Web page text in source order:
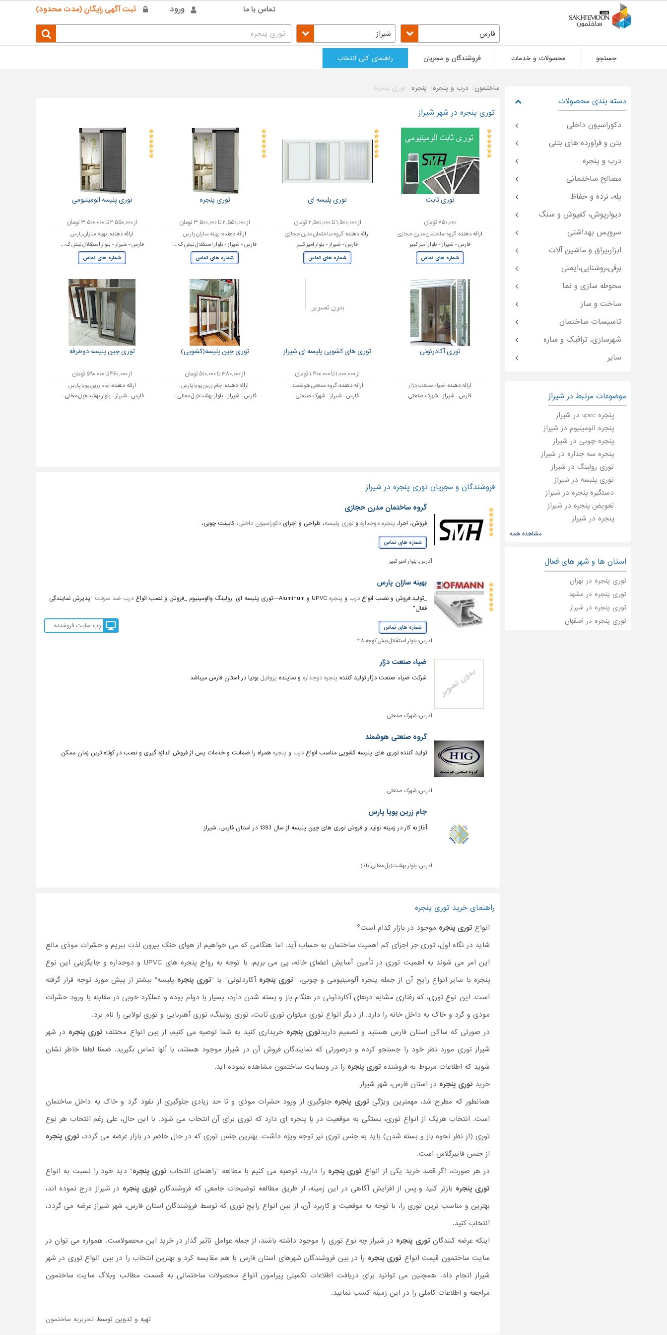
ورود ثبت آگهی رایگان (مدت محدود) تماس با ما
فارس شیراز
جستجو محصولات و خدمات فروشندگان و مجریان راهنمای کلی انتخاب
ساختمون درب و پنجره پنجره توری پنجره
توری پنجره در شهر شیراز
توری ثابت
۷۵۰,۰۰۰ تومان
ارائه دهنده:گروه ساختمان مدرن حجازی
فارس - شیراز - بلوار امیر کبیر
شماره های تماس
توری پلیسه ای
از ۱,۵۰۰,۰۰۰ تا ۲,۵۰۰,۰۰۰ تومان
ارائه دهنده:گروه ساختمان مدرن حجازی
فارس - شیراز - بلوار امیر کبیر
شماره های تماس
توری پنجره
از ۲,۵۵۰,۰۰۰ تا ۳,۵۰۰,۰۰۰ تومان
ارائه دهنده: بهینه سازان پارس
فارس - شیراز - بلوار استقلال نبش ک...
شماره های تماس
توری پلیسه الومینیومی
از ۲,۵۵۰,۰۰۰ تا ۳,۵۰۰,۰۰۰ تومان
ارائه دهنده: بهینه سازان پارس
فارس - شیراز - بلوار استقلال نبش ک...
شماره های تماس
توری آکادرئونی
ارائه دهنده: ضیاء صنعت دژار
فارس - شیراز - شهرک صنعتی
توری های کشویی پلیسه ای شیراز
از ۱,۰۰۰,۰۰۰ تا ۱,۴۰۰,۰۰۰ تومان
ارائه دهنده:گروه صنعتی هوشمند
فارس - شیراز - شهرک صنعتی
توری چین پلیسه(کشویی)
از ۳۸۰,۰۰۰ تا ۵۱۰,۰۰۰ تومان
ارائه دهنده:جام زرین پویا پارس
فارس - شیراز - بلوار بهشت(پل معالی...
توری چین پلیسه دوطرفه
از ۴۶۰,۰۰۰ تا ۵۹۰,۰۰۰ تومان
ارائه دهنده:جام زرین پویا پارس
فارس - شیراز - بلوار بهشت(پل معالی...
فروشندگان و مجریان توری پنجره در شیراز
گروه ساختمان مدرن حجازی
فروش، اجرا، پنجره دوجداره وتوری پلیسه، طراحی و اجرای دکوراسیون داخلی، کابینت چوبی،
شماره های تماس
آدرس: بلوار امیر کبیر
بهینه سازان پارس
_تولید,فروش و نصب انواع درب و پنجره درب ضد سرقت "پذیرش نمایندگی
فعال"
شماره های تماس وب سایت فروشنده
آدرس: بلوار استقلال نبش کوچه ۳۸
ضیاء صنعت دژار
شرکت ضیاء صنعت دژار تولید کننده پنجره دوجداره و نماینده پروفیل بوتیا در استان فارس میباشد
آدرس: شهرک صنعتی
گروه صنعتی هوشمند
تولید کننده توری های پلیسه کشویی مناسب انواع درب و پنجره همراه را ضمانت و خدمات پس از فروش اندازه گیری و نصب در کوتاه ترین زمان ممکن
آدرس: شهرک صنعتی
جام زرین پویا پارس
آغاز به کار در زمینه تولید و فروش توری های چین پلیسه از سال 1393 در استان فارس، شیراز
آدرس: بلوار بهشت(پل معالی آباد)
راهنمای خرید توری پنجره
انواع توری پنجره موجود در بازار کدام است؟
شاید در نگاه اول، توری جز اجزای کم اهمیت ساختمان به حساب آید. اما هنگامی که می خواهیم از هوای خنک بیرون لذت ببریم و حشرات موذی مانع
این امر می شوند به اهمیت توری در تأمین آسایش اعضای خانه، پی می بریم. با توجه به رواج پنجره های UPVC و دوجداره و جایگزینی این نوع
پنجره با سایر انواع رایج آن از جمله پنجره آلومینیومی و چوبی، "توری پنجره آکاردئونی" یا "توری پنجره پلیسه" بیشتر از پیش مورد توجه قرار گرفته
است. این نوع توری، که رفتاری مشابه درهای آکاردئونی در هنگام باز و بسته شدن دارد، بسیار با دوام بوده و عملکرد خوبی در مقابله با ورود حشرات
موذی و گرد و خاک به داخل خانه را دارد. از دیگر انواع توری میتوان توری ثابت، توری رولینگ، توری آهنربایی و توری لولایی را نام برد.
در صورتی که ساکن استان فارس هستید و تصمیم داریدتوری پنجره خریداری کنید به شما توصیه می کنیم، از بین انواع مختلف توری پنجره در شهر
شیراز توری مورد نظر خود را جستجو کرده و درصورتی که نمایندگان فروش آن در شیراز موجود هستند، با آنها تماس بگیرید. ضمنا لطفا خاطر نشان
شوید که اطلاعات مربوط به فروشنده توری پنجره را در وبسایت ساختمون مشاهده نموده اید.
خرید توری پنجره در استان فارس، شهر شیراز
همانطور که مطرح شد، مهمترین ویژگی توری پنجره جلوگیری از ورود حشرات موذی و تا حد زیادی جلوگیری از نفوذ گرد و خاک به داخل ساختمان
است. انتخاب هریک از انواع توری، بستگی به موقعیت در یا پنجره ای دارد که توری برای آن انتخاب می شود. با این حال، علی رغم انتخاب هر نوع
توری (از نظر نحوه باز و بسته شدن) باید به جنس توری نیز توجه ویژه داشت. بهترین جنس توری که در حال حاضر در بازار عرضه می گردد، توری پنجره
از جنس فایبرگلاس است.
در هر صورت، اگر قصد خرید یکی از انواع توری پنجره را دارید، توصیه می کنیم با مطالعه "راهنمای انتخاب توری پنجره" دید خود را نسبت به انواع
توری پنجره بازتر کنید و پس از افزایش آگاهی در این زمینه، از طریق مطالعه توضیحات جامعی که فروشندگان توری پنجره در شیراز درج نموده اند،
بهترین و مناسب ترین توری را، با توجه به موقعیت و کاربرد آن، از بین انواع رایج توری که توسط فروشندگان استان فارس، شهر شیراز عرضه می گردد،
انتخاب کنید.
اینکه عرضه کنندگان توری پنجره در شیراز چه نوع توری را موجود داشته باشند، از جمله عوامل تاثیر گذار در خرید این محصولاست. همواره می توان در
سایت ساختمون قیمت انواع توری پنجره را در بین فروشندگان شهرهای استان فارس با هم مقایسه کرد و بهترین انتخاب را در بین انواع توری در شهر
شیراز انجام داد. همچنین می توانید برای دریافت اطلاعات تکمیلی پیرامون انواع محصولات ساختمانی به قسمت مطالب وبلاگ سایت ساختمون
مراجعه و اطلاعات کاملی را در این زمینه کسب نمایید.
تهیه و تدوین توسط تحریریه ساختمون
دسته بندی محصولات
دکوراسیون داخلی
بتن و فراورده های بتنی
درب و پنجره
مصالح ساختمانی
پله، نرده و حفاظ
دیوارپوش، کفپوش و سنگ
سرویس بهداشتی
ابزار،یراق و ماشین آلات
برقی،روشنایی،ایمنی
محوطه سازی و نما
ساخت و ساز
تاسیسات ساختمان
شهرسازی، ترافیک و سازه
سایر
موضوعات مرتبط در شیراز
پنجره upvc در شیراز
پنجره الومینیوم در شیراز
پنجره چوبی در شیراز
پنجره سه جداره در شیراز
توری رولینگ در شیراز
توری پلیسه در شیراز
دستگیره پنجره در شیراز
تعویض پنجره در شیراز
پنجره در شیراز
مشاهده همه
استان ها و شهر های فعال
توری پنجره در تهران
توری پنجره در مشهد
توری پنجره در شیراز
توری پنجره در اصفهان